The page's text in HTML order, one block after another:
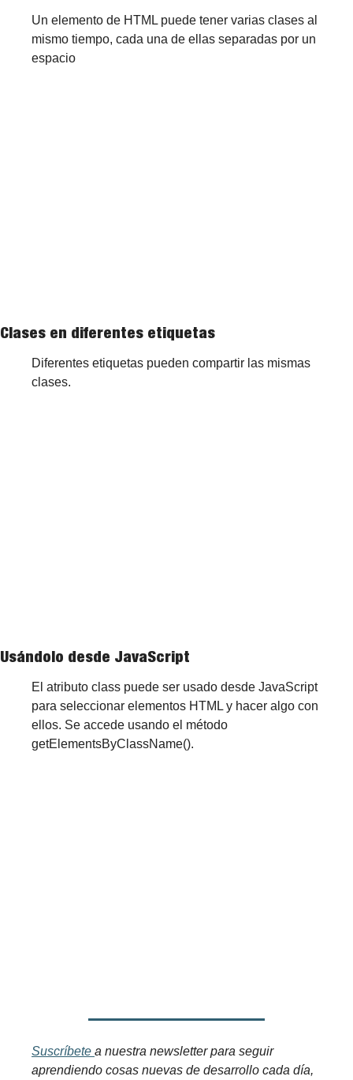
Un elemento de HTML puede tener varias clases al
mismo tiempo, cada una de ellas separadas por un
espacio
Clases en diferentes etiquetas
Diferentes etiquetas pueden compartir las mismas
clases.
Usándolo desde JavaScript
El atributo class puede ser usado desde JavaScript
para seleccionar elementos HTML y hacer algo con
ellos. Se accede usando el método
getElementsByClassName().
Suscríbete a nuestra newsletter para seguir
aprendiendo cosas nuevas de desarrollo cada día,